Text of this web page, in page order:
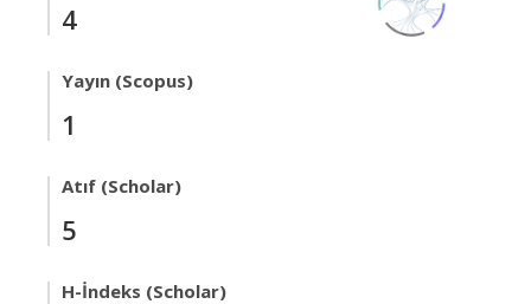
4
Yayın (Scopus)
1
Atıf (Scholar)
5
H-İndeks (Scholar)